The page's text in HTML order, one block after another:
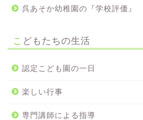
呉あそか幼稚園の『学校評価』
こどもたちの生活
認定こども園の一日
楽しい行事
専門講師による指導